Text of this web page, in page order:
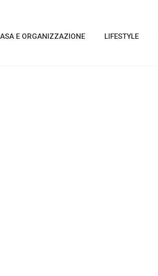
E ORGANIZZAZIONE LIFESTYLE